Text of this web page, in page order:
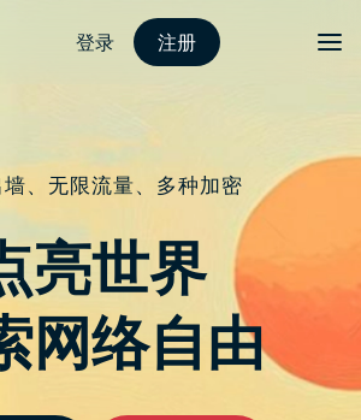
protonvpn下载
KLEVV BOLT V DDR5
熟，售价追上 DDR4 同容量水平，加上预
代 Core 处理器，砌新机 DDR5 记忆体已
早前发表 BOLT V DDR5 系列，走实用